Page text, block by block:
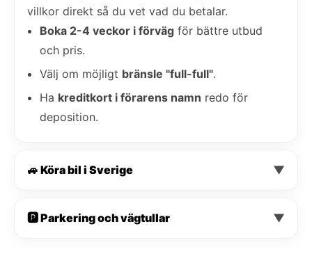
villkor direkt så du vet vad du betalar.
Boka 2-4 veckor i förväg för bättre utbud
och pris.
Välj om möjligt bränsle "full-full".
Ha kreditkort i förarens namn redo för
deposition.
🚙 Köra bil i Sverige ▼
🅿️ Parkering och vägtullar ▼